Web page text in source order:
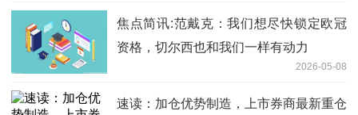
焦点简讯:范戴克：我们想尽快锁定欧冠
资格，切尔西也和我们一样有动力
2026-05-08
速读：加仓优势制造，上市券商最新重仓